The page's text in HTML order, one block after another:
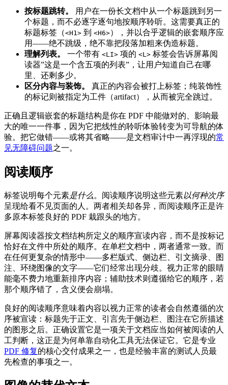
按标题跳转。
用户在一份长文档中从一个标题跳到另一
个标题，而不必逐字逐句地按顺序聆听。这需要真正的
标题标签（<H1> 到 <H6>），并以合乎逻辑的嵌套顺序应
用——绝不跳级，绝不靠把段落加粗来伪造标题。
理解列表。
一个带有 <LI> 项的 <L> 标签会告诉屏幕阅
读器”这是一个含五项的列表”，让用户知道自己在哪
里、还剩多少。
区分内容与装饰。
真正的内容会被打上标签；纯装饰性
的标记则被指定为工件（artifact），从而被完全跳过。
正确且逻辑嵌套的标题结构是你在 PDF 中能做对的、影响最
大的唯一一件事，因为它把线性的聆听体验转变为可导航的体
验。把它做错——或将其省略——是文档审计中一再浮现的常
见无障碍问题之一。
阅读顺序
标签说明每个元素是什么。阅读顺序说明这些元素以何种次序
呈现给看不见页面的人。两者相关却各异，而阅读顺序正是许
多原本标签良好的 PDF 栽跟头的地方。
屏幕阅读器按文档结构所定义的顺序宣读内容，而不是按标记
恰好在文件中所处的顺序。在单栏文档中，两者通常一致。而
在任何更复杂的情形中——多栏版式、侧边栏、引文摘录、图
注、环绕图像的文字——它们经常出现分歧。视力正常的眼睛
能毫不费力地重新排序内容；辅助技术则遵循给它的顺序，若
那个顺序错了，含义便会崩塌。
良好的阅读顺序意味着内容以视力正常的读者会自然遵循的次
序被宣读：标题先于正文、引言先于侧边栏、图注在它所描述
的图形之后。正确设置它是一项关于文档应当如何被阅读的人
工判断，这正是为何单靠自动化工具无法保证它。它是专业
PDF 修复的核心交付成果之一，也是经验丰富的测试人员最
先检查的事项之一。